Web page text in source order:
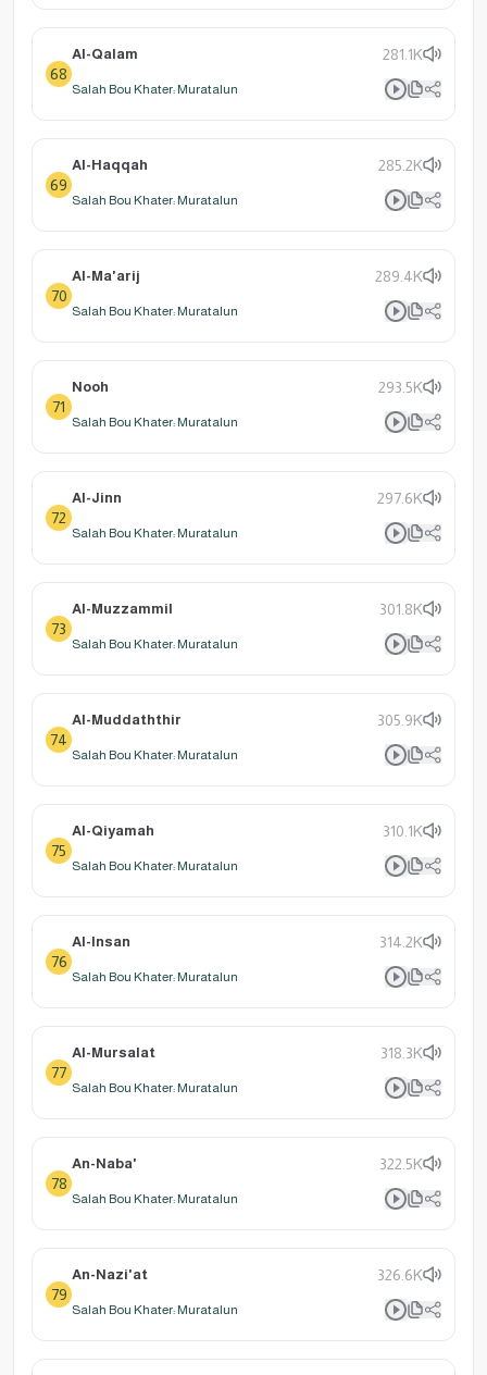
68
Al-Qalam 281.1K
Salah Bou Khater: Muratalun
69
Al-Haqqah 285.2K
Salah Bou Khater: Muratalun
70
Al-Ma'arij 289.4K
Salah Bou Khater: Muratalun
71
Nooh 293.5K
Salah Bou Khater: Muratalun
72
Al-Jinn 297.6K
Salah Bou Khater: Muratalun
73
Al-Muzzammil 301.8K
Salah Bou Khater: Muratalun
74
Al-Muddaththir 305.9K
Salah Bou Khater: Muratalun
75
Al-Qiyamah 310.1K
Salah Bou Khater: Muratalun
76
Al-Insan 314.2K
Salah Bou Khater: Muratalun
77
Al-Mursalat 318.3K
Salah Bou Khater: Muratalun
78
An-Naba' 322.5K
Salah Bou Khater: Muratalun
79
An-Nazi'at 326.6K
Salah Bou Khater: Muratalun